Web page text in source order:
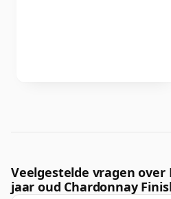
Veelgestelde vragen over
jaar oud Chardonnay